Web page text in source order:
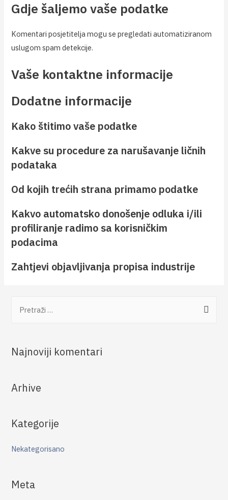
Gdje šaljemo vaše podatke
Komentari posjetitelja mogu se pregledati automatiziranom
uslugom spam detekcije.
Vaše kontaktne informacije
Dodatne informacije
Kako štitimo vaše podatke
Kakve su procedure za narušavanje ličnih
podataka
Od kojih trećih strana primamo podatke
Kakvo automatsko donošenje odluka i/ili
profiliranje radimo sa korisničkim
podacima
Zahtjevi objavljivanja propisa industrije
Najnoviji komentari
Arhive
Kategorije
Nekategorisano
Meta